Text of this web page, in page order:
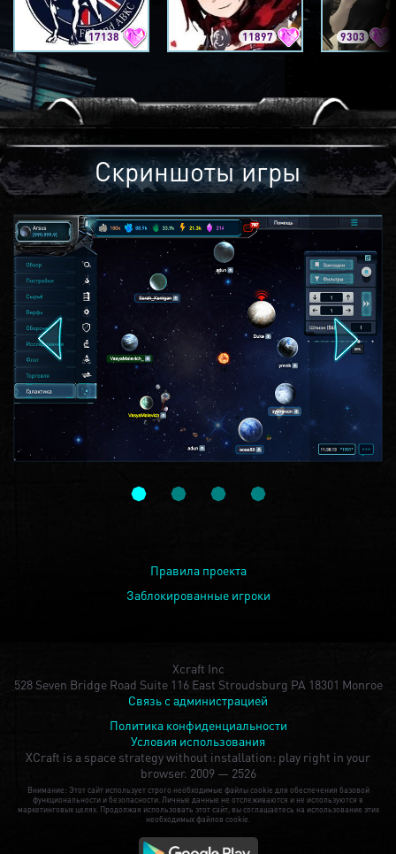
17138 11897 9303
Скриншоты игры
Правила проекта
Заблокированные игроки
Xcraft Inc
528 Seven Bridge Road Suite 116 East Stroudsburg PA 18301 Monroe
Связь с администрацией
Политика конфиденциальности
Условия использования
XCraft is a space strategy without installation: play right in your
browser. 2009 — 2526
Внимание: Этот сайт использует строго необходимые файлы cookie для обеспечения базовой
функциональности и безопасности. Личные данные не отслеживаются и не используются в
маркетинговых целях. Продолжая использовать этот сайт, вы соглашаетесь на использование этих
необходимых файлов cookie.